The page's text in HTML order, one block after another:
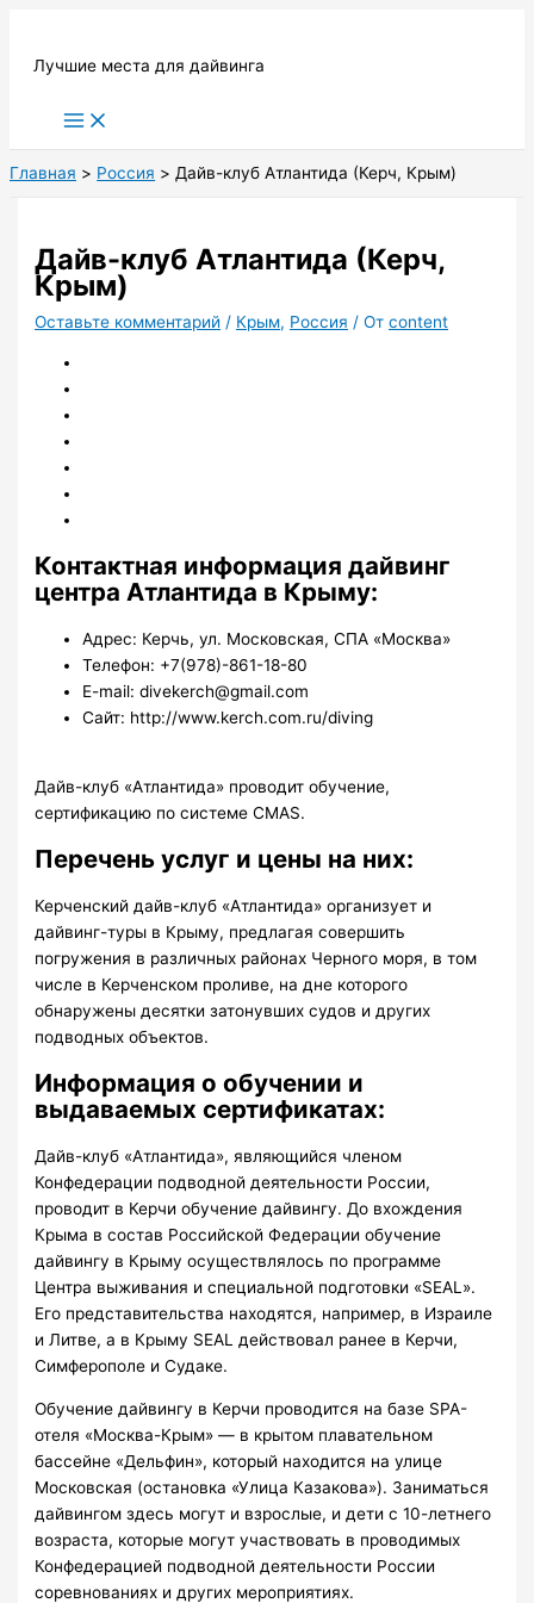
содержимому
Лучшие места для дайвинга
Main
Menu
Главная Россия Дайв-клуб Атлантида (Керч, Крым)
Дайв-клуб Атлантида (Керч,
Крым)
Оставьте комментарий / Крым, Россия / Отcontent
Контактная информация дайвинг
центра Атлантида в Крыму:
Адрес: Керчь, ул. Московская, СПА «Москва»
Телефон: +7(978)-861-18-80
E-mail: divekerch@gmail.com
Сайт: http://www.kerch.com.ru/diving
Дайв-клуб «Атлантида» проводит обучение,
сертификацию по системе СМАS.
Перечень услуг и цены на них:
Керченский дайв-клуб «Атлантида» организует и
дайвинг-туры в Крыму, предлагая совершить
погружения в различных районах Черного моря, в том
числе в Керченском проливе, на дне которого
обнаружены десятки затонувших судов и других
подводных объектов.
Информация о обучении и
выдаваемых сертификатах:
Дайв-клуб «Атлантида», являющийся членом
Конфедерации подводной деятельности России,
проводит в Керчи обучение дайвингу. До вхождения
Крыма в состав Российской Федерации обучение
дайвингу в Крыму осуществлялось по программе
Центра выживания и специальной подготовки «SEAL».
Его представительства находятся, например, в Израиле
и Литве, а в Крыму SEAL действовал ранее в Керчи,
Симферополе и Судаке.
Обучение дайвингу в Керчи проводится на базе SPA-
отеля «Москва-Крым» — в крытом плавательном
бассейне «Дельфин», который находится на улице
Московская (остановка «Улица Казакова»). Заниматься
дайвингом здесь могут и взрослые, и дети с 10-летнего
возраста, которые могут участвовать в проводимых
Конфедерацией подводной деятельности России
соревнованиях и других мероприятиях.